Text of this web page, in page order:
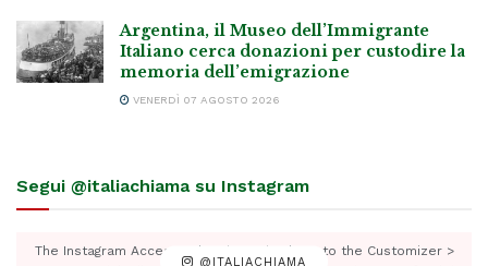
Argentina, il Museo dell’Immigrante
Italiano cerca donazioni per custodire la
memoria dell’emigrazione
VENERDÌ 07 AGOSTO 2026
Segui @italiachiama su Instagram
@ITALIACHIAMA
The Instagram Access Token is expired, Go to the Customizer >